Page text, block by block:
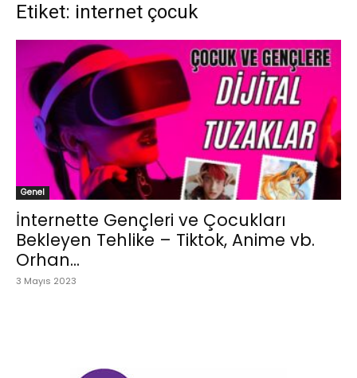
Etiket: internet çocuk
Genel
İnternette Gençleri ve Çocukları
Bekleyen Tehlike – Tiktok, Anime vb.
Orhan...
3 Mayıs 2023